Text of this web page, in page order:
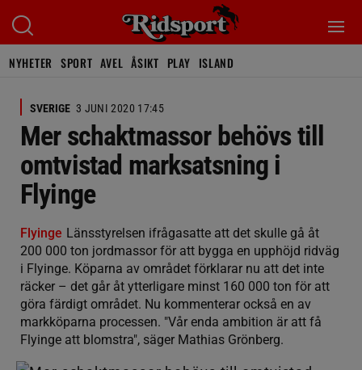
NYHETER SPORT AVEL ÅSIKT PLAY ISLAND
SVERIGE 3 JUNI 2020 17:45
Mer schaktmassor behövs till
omtvistad marksatsning i
Flyinge
Flyinge Länsstyrelsen ifrågasatte att det skulle gå åt
200 000 ton jordmassor för att bygga en upphöjd ridväg
i Flyinge. Köparna av området förklarar nu att det inte
räcker – det går åt ytterligare minst 160 000 ton för att
göra färdigt området. Nu kommenterar också en av
markköparna processen. "Vår enda ambition är att få
Flyinge att blomstra", säger Mathias Grönberg.